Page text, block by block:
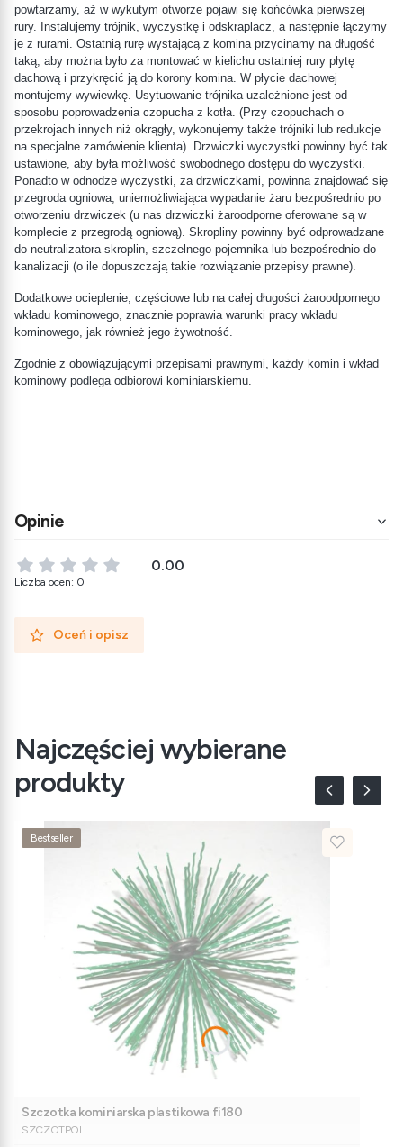
powtarzamy, aż w wykutym otworze pojawi się końcówka pierwszej
rury. Instalujemy trójnik, wyczystkę i odskraplacz, a następnie łączymy
je z rurami. Ostatnią rurę wystającą z komina przycinamy na długość
taką, aby można było za montować w kielichu ostatniej rury płytę
dachową i przykręcić ją do korony komina. W płycie dachowej
montujemy wywiewkę. Usytuowanie trójnika uzależnione jest od
sposobu poprowadzenia czopucha z kotła. (Przy czopuchach o
przekrojach innych niż okrągły, wykonujemy także trójniki lub redukcje
na specjalne zamówienie klienta). Drzwiczki wyczystki powinny być tak
ustawione, aby była możliwość swobodnego dostępu do wyczystki.
Ponadto w odnodze wyczystki, za drzwiczkami, powinna znajdować się
przegroda ogniowa, uniemożliwiająca wypadanie żaru bezpośrednio po
otworzeniu drzwiczek (u nas drzwiczki żaroodporne oferowane są w
komplecie z przegrodą ogniową). Skropliny powinny być odprowadzane
do neutralizatora skroplin, szczelnego pojemnika lub bezpośrednio do
kanalizacji (o ile dopuszczają takie rozwiązanie przepisy prawne).
Dodatkowe ocieplenie, częściowe lub na całej długości żaroodpornego
wkładu kominowego, znacznie poprawia warunki pracy wkładu
kominowego, jak również jego żywotność.
Zgodnie z obowiązującymi przepisami prawnymi, każdy komin i wkład
kominowy podlega odbiorowi kominiarskiemu.
Opinie
0.00
Liczba ocen: 0
Oceń i opisz
Najczęściej wybierane
produkty
Bestseller
Szczotka kominiarska plastikowa fi180
PRODUCENT
SZCZOTPOL